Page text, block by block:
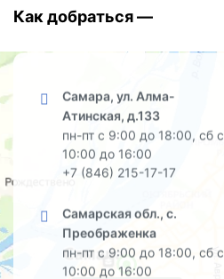
Как добраться —
Самара, ул. Алма-
Атинская, д.133
пн-пт с 9:00 до 18:00, сб с
10:00 до 16:00
+7 (846) 215-17-17
Самарская обл., с.
Преображенка
пн-пт с 9:00 до 18:00, сб с
10:00 до 16:00